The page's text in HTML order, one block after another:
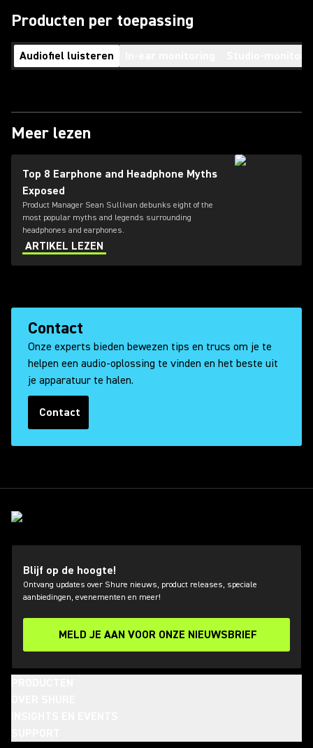
Producten per toepassing
Audiofiel luisteren
Meer lezen
Top 8 Earphone and Headphone Myths
Exposed
Product Manager Sean Sullivan debunks eight of the
most popular myths and legends surrounding
headphones and earphones.
ARTIKEL LEZEN
Contact
Onze experts bieden bewezen tips en trucs om je te
helpen een audio-oplossing te vinden en het beste uit
je apparatuur te halen.
Contact
(Opens in a new tab)
Blijf op de hoogte!
Ontvang updates over Shure nieuws, product releases, speciale
aanbiedingen, evenementen en meer!
MELD JE AAN VOOR ONZE NIEUWSBRIEF